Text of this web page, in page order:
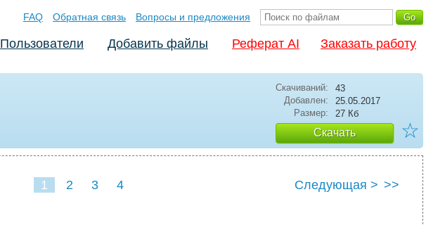
FAQ Обратная связь Вопросы и предложения
Пользователи Добавить файлы Реферат AI Заказать работу
Скачиваний:
43
Добавлен:
25.05.2017
Размер:
27 Кб
Скачать ☆
1 2 3 4 Следующая > >>